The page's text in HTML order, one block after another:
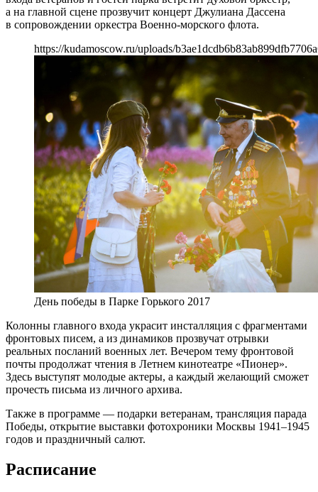
а на главной сцене прозвучит концерт Джулиана Дассена
в сопровождении оркестра Военно-морского флота.
https://kudamoscow.ru/uploads/
День победы в Парке Горького 2017
Колонны главного входа украсит инсталляция с фрагментами
фронтовых писем, а из динамиков прозвучат отрывки
реальных посланий военных лет. Вечером тему фронтовой
почты продолжат чтения в Летнем кинотеатре «Пионер».
Здесь выступят молодые актеры, а каждый желающий сможет
прочесть письма из личного архива.
Также в программе — подарки ветеранам, трансляция парада
Победы, открытие выставки фотохроники Москвы 1941–1945
годов и праздничный салют.
Расписание